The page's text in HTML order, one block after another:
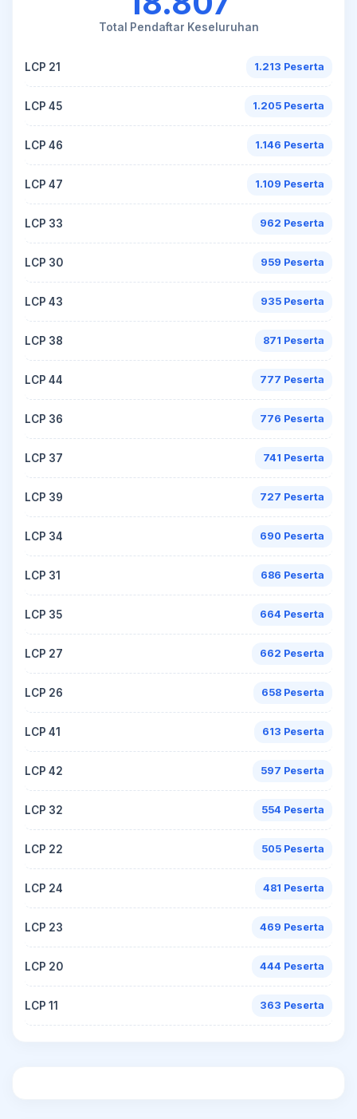
Total Pendaftar Keseluruhan
LCP 21 1.213 Peserta
LCP 45 1.205 Peserta
LCP 46 1.146 Peserta
LCP 47 1.109 Peserta
LCP 33 962 Peserta
LCP 30 959 Peserta
LCP 43 935 Peserta
LCP 38 871 Peserta
LCP 44 777 Peserta
LCP 36 776 Peserta
LCP 37 741 Peserta
LCP 39 727 Peserta
LCP 34 690 Peserta
LCP 31 686 Peserta
LCP 35 664 Peserta
LCP 27 662 Peserta
LCP 26 658 Peserta
LCP 41 613 Peserta
LCP 42 597 Peserta
LCP 32 554 Peserta
LCP 22 505 Peserta
LCP 24 481 Peserta
LCP 23 469 Peserta
LCP 20 444 Peserta
LCP 11 363 Peserta